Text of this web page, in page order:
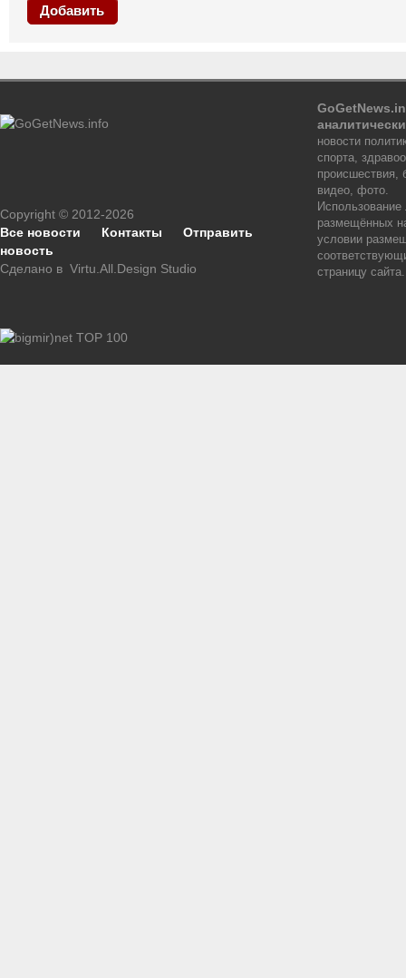
Добавить
Copyright © 2012-2026
Все новости
Контакты
Отправить
новость
Сделано в Virtu.All.Design Studio
новости
спорта,
происшествия,
видео, фото.
размещённых
условии
страницу сайта.